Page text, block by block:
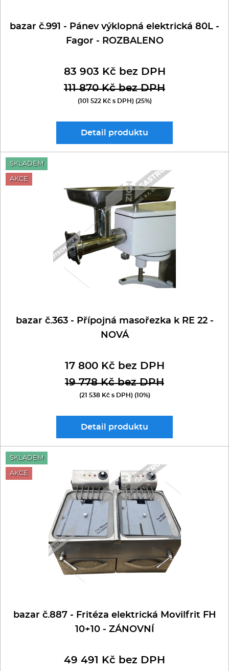
bazar č.991 - Pánev výklopná elektrická 80L -
Fagor - ROZBALENO
83 903 Kč bez DPH
111 870 Kč bez DPH
(101 522 Kč s DPH) (25%)
Detail produktu
bazar č.363 - Přípojná masořezka k RE 22 -
NOVÁ
17 800 Kč bez DPH
19 778 Kč bez DPH
(21 538 Kč s DPH) (10%)
Detail produktu
SKLADEM
AKCE
bazar č.887 - Fritéza elektrická Movilfrit FH
10+10 - ZÁNOVNÍ
49 491 Kč bez DPH
SKLADEM
AKCE